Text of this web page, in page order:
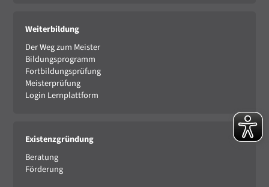
Weiterbildung
Der Weg zum Meister
Bildungsprogramm
Fortbildungsprüfung
Meisterprüfung
Login Lernplattform
Existenzgründung
Beratung
Förderung